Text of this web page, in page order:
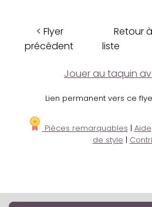
< Flyer
précédent
Retour
liste
Jouer au taquin
Lien permanent vers ce
Pièces remarquables | Aide
de style |